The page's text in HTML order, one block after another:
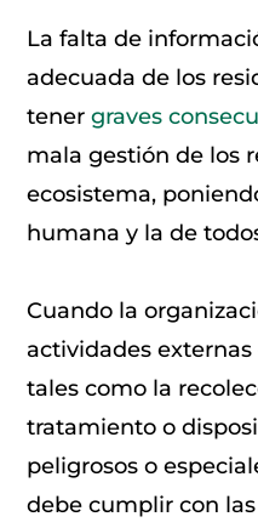
La falta de
adecuada de los
tenergraves
mala gestión de los
ecosistema,
humana y la de
Cuando la
actividades
tales como la
tratamiento o
peligrosos o
debe cumplir con